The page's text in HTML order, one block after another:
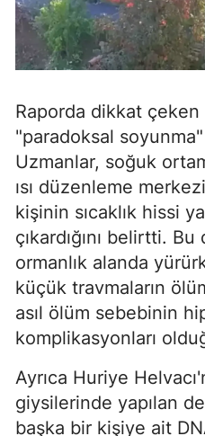
Raporda dikkat
"paradoksal
Uzmanlar, soğuk
ısı düzenleme
kişinin sıcaklık hissi
çıkardığını belirtti.
ormanlık alanda
küçük travmaların
asıl ölüm sebebinin
komplikasyonları
Ayrıca Huriye
giysilerinde yapılan
başka bir kişiye ait